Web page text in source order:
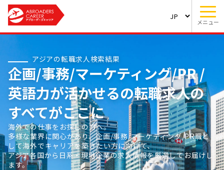
メニュー
アジアの転職求人検索結果
企画/事務/マーケティング/PR /
英語力が活かせるの転職求人の
すべてがここに
海外での仕事をお探しの方へ。
多様な業界に関心があり、企画/事務/マーケティング/PR職と
して海外でキャリアを築きたい方に向けて、
アジア各国から日系・現地企業の求人情報を厳選してお届けし
ます。